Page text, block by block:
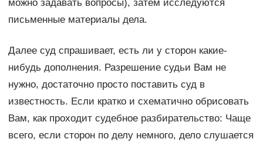
можно задавать вопросы), затем исследуются
письменные материалы дела.
Далее суд спрашивает, есть ли у сторон какие-
нибудь дополнения. Разрешение судьи Вам не
нужно, достаточно просто поставить суд в
известность. Если кратко и схематично обрисовать
Вам, как проходит судебное разбирательство: Чаще
всего, если сторон по делу немного, дело слушается